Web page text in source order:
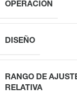
OPERACIÓN
DISEÑO
RANGO DE
RELATIVA